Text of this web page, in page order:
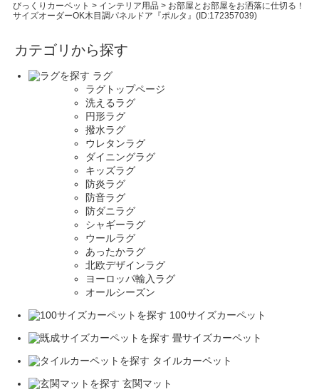
びっくりカーペット > インテリア用品 > お部屋とお部屋をお洒落に仕切る！
サイズオーダーOK木目調パネルドア『ポルタ』(ID:172357039)
カテゴリから探す
ラグ
ラグトップページ
洗えるラグ
円形ラグ
撥水ラグ
ウレタンラグ
ダイニングラグ
キッズラグ
防炎ラグ
防音ラグ
防ダニラグ
シャギーラグ
ウールラグ
あったかラグ
北欧デザインラグ
ヨーロッパ輸入ラグ
オールシーズン
100サイズカーペット
畳サイズカーペット
タイルカーペット
玄関マット